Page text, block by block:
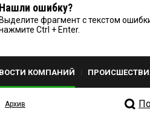
Нашли ошибку?
фрагмент с текстом
Ctrl + Enter.
КОМПАНИЙ
Архив